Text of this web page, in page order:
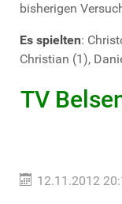
bisherigen
Es spielten:
Christian (1),
TV
12.11.2012